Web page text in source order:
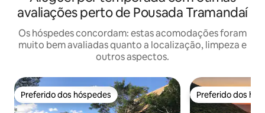
avaliações perto de Pousada Tramandaí
Os hóspedes concordam: estas acomodações foram
muito bem avaliadas quanto a localização, limpeza e
outros aspectos.
Preferido dos hóspedes
Preferido dos hóspedes Preferido dos
Preferido dos